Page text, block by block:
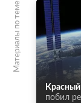
Материалы по теме
побил